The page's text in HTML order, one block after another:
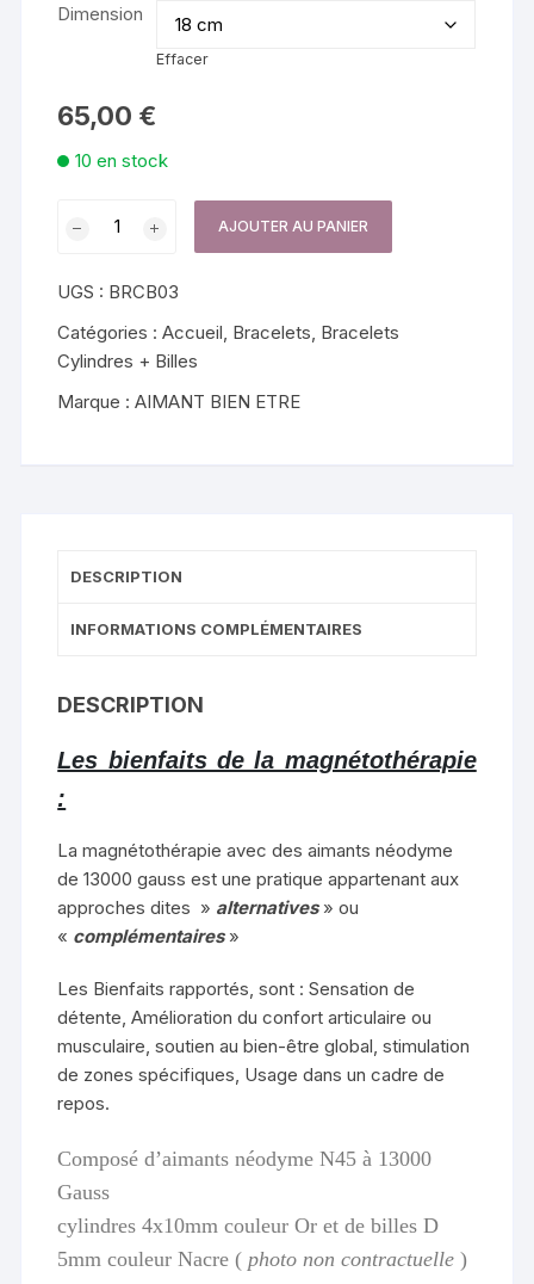
Dimension
Effacer
65,00 €
10 en stock
BRCB03
AJOUTER AU PANIER
UGS : BRCB03
Catégories :Accueil, Bracelets, Bracelets
Cylindres + Billes
Marque :AIMANT BIEN ETRE
DESCRIPTION
INFORMATIONS COMPLÉMENTAIRES
DESCRIPTION
Les bienfaits de la magnétothérapie
:
La magnétothérapie avec des aimants néodyme
de 13000 gauss est une pratique appartenant aux
approches dites » alternatives» ou
« complémentaires»
Les Bienfaits rapportés, sont : Sensation de
détente, Amélioration du confort articulaire ou
musculaire, soutien au bien-être global, stimulation
de zones spécifiques, Usage dans un cadre de
repos.
Composé d’aimants néodyme N45 à 13000
Gauss
cylindres 4x10mm couleur Or et de billes D
5mm couleur Nacre ( photo non contractuelle )